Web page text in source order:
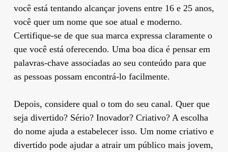
você está tentando alcançar jovens entre 16 e 25 anos,
você quer um nome que soe atual e moderno.
Certifique-se de que sua marca expressa claramente o
que você está oferecendo. Uma boa dica é pensar em
palavras-chave associadas ao seu conteúdo para que
as pessoas possam encontrá-lo facilmente.
Depois, considere qual o tom do seu canal. Quer que
seja divertido? Sério? Inovador? Criativo? A escolha
do nome ajuda a estabelecer isso. Um nome criativo e
divertido pode ajudar a atrair um público mais jovem,